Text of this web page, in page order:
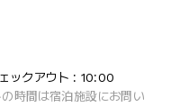
ックアウト : 10:00
時間は宿泊施設にお問い